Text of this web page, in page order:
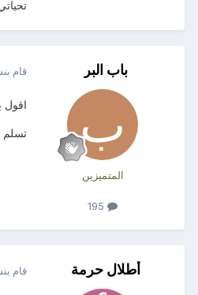
باب البر
المتميزين
قام
اقول
تسلم
أطلال حرمة قام